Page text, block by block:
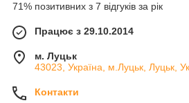
71% позитивних з 7 відгуків за рік
Працює з 29.10.2014
м. Луцьк
43023, Україна, м.Луцьк, Луцьк,
Контакти